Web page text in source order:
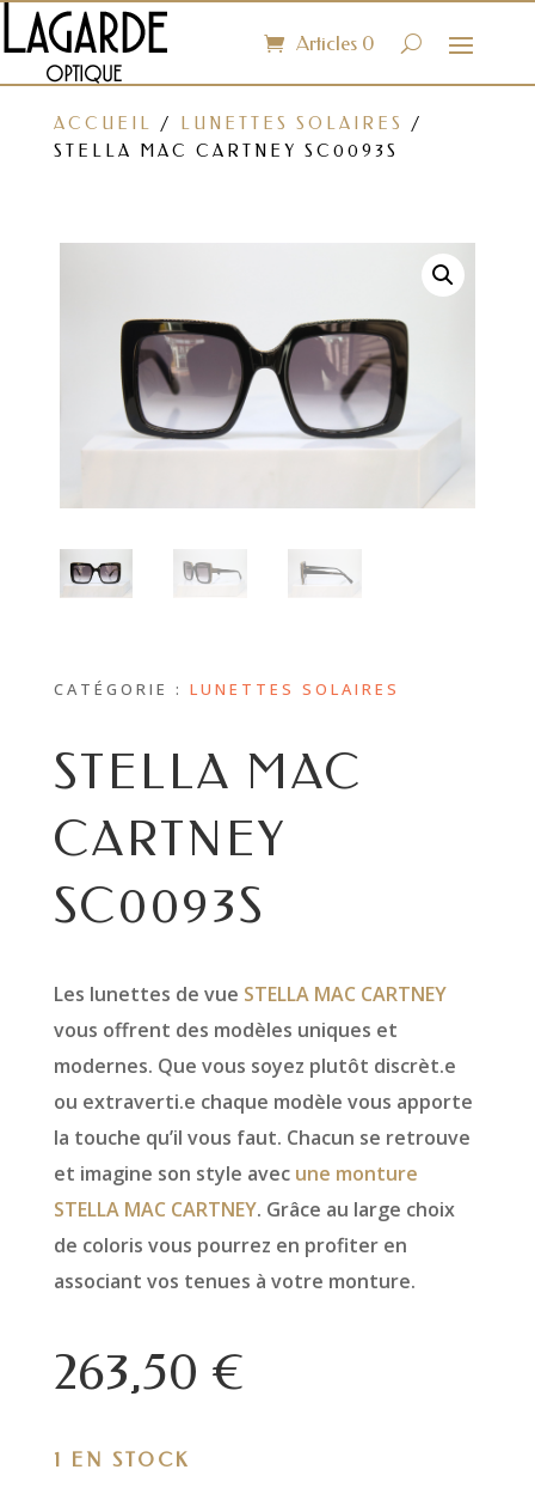
Articles 0
ACCUEIL / LUNETTES SOLAIRES
/
STELLA MAC CARTNEY SC0093S
CATÉGORIE : LUNETTES SOLAIRES
STELLA MAC
CARTNEY
SC0093S
Les lunettes de vue STELLA MAC CARTNEY
vous offrent des modèles uniques et
modernes. Que vous soyez plutôt discrèt.e
ou extraverti.e chaque modèle vous apporte
la touche qu’il vous faut. Chacun se retrouve
et imagine son style avec une monture
STELLA MAC CARTNEY. Grâce au large choix
de coloris vous pourrez en profiter en
associant vos tenues à votre monture.
263,50 €
1 EN STOCK